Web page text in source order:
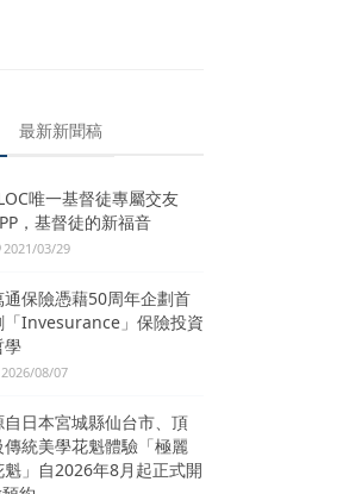
最新新聞稿
唯一基督徒專屬交友
，基督徒的新福音
2021/03/29
通保險憑藉50周年企劃首
「Invesurance」保險投資
學
2026/08/07
自日本宮城縣仙台市、頂
傳統美學花魁體驗「極麗
魁」自2026年8月起正式開